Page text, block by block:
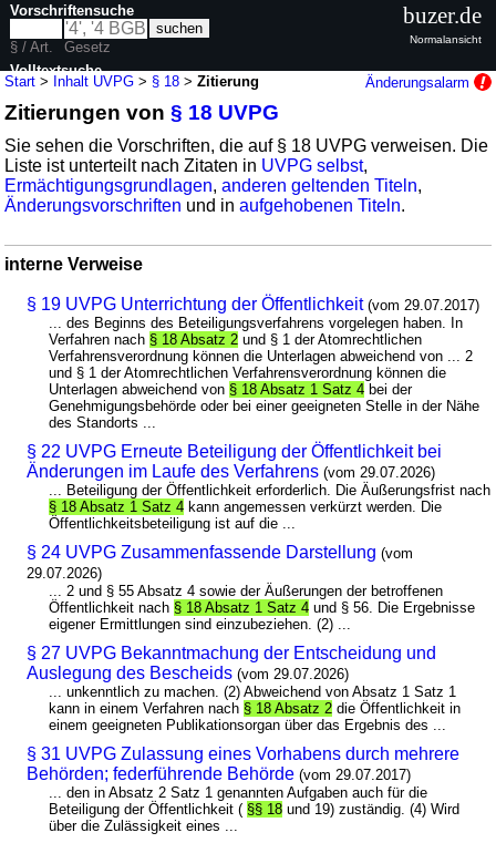
Start > Inhalt UVPG > § 18 >Zitierung Änderungsalarm
Zitierungen von§ 18 UVPG
Sie sehen die Vorschriften, die auf § 18 UVPG verweisen. Die
Liste ist unterteilt nach Zitaten in UVPG selbst,
Ermächtigungsgrundlagen,anderen geltenden Titeln,
Änderungsvorschriften und inaufgehobenen Titeln.
interne Verweise
§ 19 UVPG Unterrichtung der Öffentlichkeit (vom 29.07.2017)
... des Beginns des Beteiligungsverfahrens vorgelegen haben. In
Verfahren nach § 18 Absatz 2 und § 1 der Atomrechtlichen
Verfahrensverordnung können die Unterlagen abweichend von ... 2
und § 1 der Atomrechtlichen Verfahrensverordnung können die
Unterlagen abweichend von § 18 Absatz 1 Satz 4 bei der
Genehmigungsbehörde oder bei einer geeigneten Stelle in der Nähe
des Standorts ...
§ 22 UVPG Erneute Beteiligung der Öffentlichkeit bei
Änderungen im Laufe des Verfahrens (vom 29.07.2026)
... Beteiligung der Öffentlichkeit erforderlich. Die Äußerungsfrist nach
§ 18 Absatz 1 Satz 4 kann angemessen verkürzt werden. Die
Öffentlichkeitsbeteiligung ist auf die ...
§ 24 UVPG Zusammenfassende Darstellung (vom
29.07.2026)
... 2 und § 55 Absatz 4 sowie der Äußerungen der betroffenen
Öffentlichkeit nach § 18 Absatz 1 Satz 4 und § 56. Die Ergebnisse
eigener Ermittlungen sind einzubeziehen. (2) ...
§ 27 UVPG Bekanntmachung der Entscheidung und
Auslegung des Bescheids (vom 29.07.2026)
... unkenntlich zu machen. (2) Abweichend von Absatz 1 Satz 1
kann in einem Verfahren nach § 18 Absatz 2 die Öffentlichkeit in
einem geeigneten Publikationsorgan über das Ergebnis des ...
§ 31 UVPG Zulassung eines Vorhabens durch mehrere
Behörden; federführende Behörde (vom 29.07.2017)
... den in Absatz 2 Satz 1 genannten Aufgaben auch für die
Beteiligung der Öffentlichkeit ( §§ 18 und 19) zuständig. (4) Wird
über die Zulässigkeit eines ...
Vorschriftensuche
§ / Art.
Gesetz
Volltextsuche
nur in UVPG
buzer.de
Normalansicht